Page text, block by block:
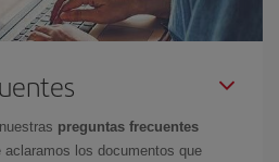
preguntas frecuentes
aclaramos los documentos que